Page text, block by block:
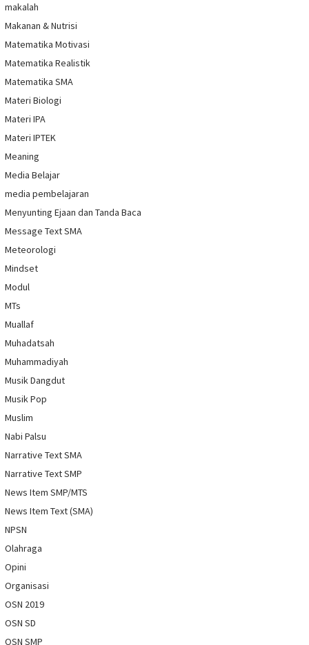
makalah
Makanan & Nutrisi
Matematika Motivasi
Matematika Realistik
Matematika SMA
Materi Biologi
Materi IPA
Materi IPTEK
Meaning
Media Belajar
media pembelajaran
Menyunting Ejaan dan Tanda Baca
Message Text SMA
Meteorologi
Mindset
Modul
MTs
Muallaf
Muhadatsah
Muhammadiyah
Musik Dangdut
Musik Pop
Muslim
Nabi Palsu
Narrative Text SMA
Narrative Text SMP
News Item SMP/MTS
News Item Text (SMA)
NPSN
Olahraga
Opini
Organisasi
OSN 2019
OSN SD
OSN SMP